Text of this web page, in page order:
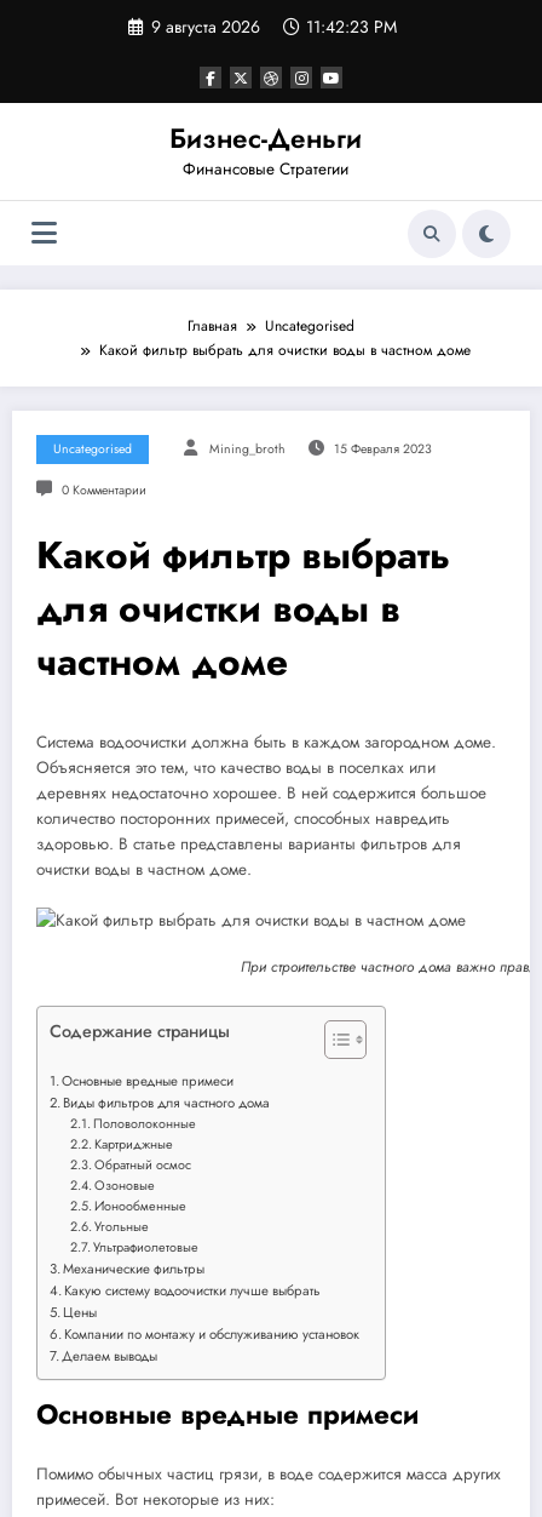
9 августа 2026 11:42:23 PM
Бизнес-Деньги
Финансовые Стратегии
Главная
Uncategorised
Какой фильтр выбрать для очистки воды в частном доме
Uncategorised Mining_broth 15 Февраля 2023
0 Комментарии
Какой фильтр выбрать
для очистки воды в
частном доме
Система водоочистки должна быть в каждом загородном доме.
Объясняется это тем, что качество воды в поселках или
деревнях недостаточно хорошее. В ней содержится большое
количество посторонних примесей, способных навредить
здоровью. В статье представлены варианты фильтров для
очистки воды в частном доме.
При строительстве частного дома важно
Содержание страницы
Основные вредные примеси
Виды фильтров для частного дома
Половолоконные
Картриджные
Обратный осмос
Озоновые
Ионообменные
Угольные
Ультрафиолетовые
Механические фильтры
Какую систему водоочистки лучше выбрать
Цены
Компании по монтажу и обслуживанию установок
Делаем выводы
Основные вредные примеси
Помимо обычных частиц грязи, в воде содержится масса других
примесей. Вот некоторые из них: